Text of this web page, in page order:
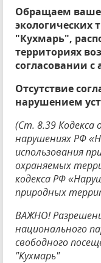
Обращаем
экологических
"Кухмарь",
территориях
согласовании
Отсутствие
нарушением
(Ст. 8.39
нарушениях РФ
использования
охраняемых
кодекса РФ
природных
ВАЖНО!
национального
свободного
"Кухмарь"